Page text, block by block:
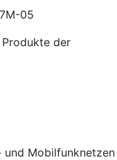
05
der
und Mobilfunknetzen